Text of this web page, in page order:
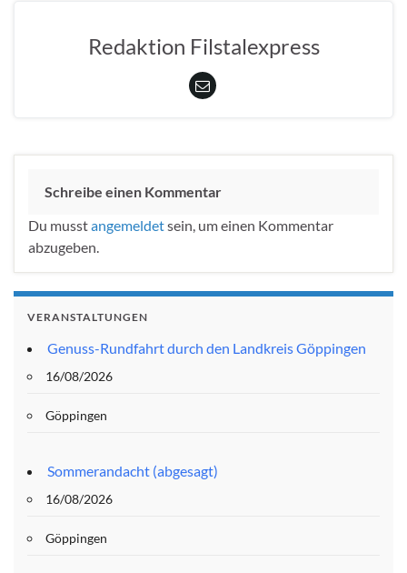
Redaktion Filstalexpress
Schreibe einen Kommentar
Du musstangemeldetsein, um einen Kommentar
abzugeben.
VERANSTALTUNGEN
Genuss-Rundfahrt durch den Landkreis Göppingen
16/08/2026
Göppingen
Sommerandacht (abgesagt)
16/08/2026
Göppingen